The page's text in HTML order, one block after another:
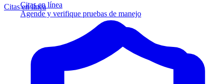
Citas en línea
Agende y verifique pruebas de manejo
Citas en línea